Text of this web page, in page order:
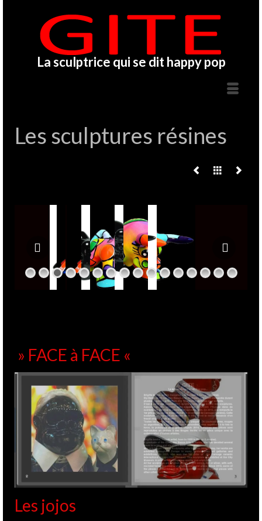
La sculptrice qui se dit happy pop
Les sculptures résines
» FACE à FACE «
Les jojos